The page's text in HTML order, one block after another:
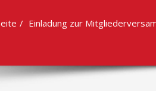
Einladung zur